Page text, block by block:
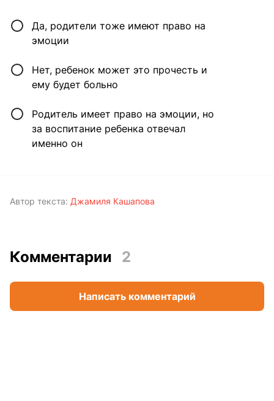
Да, родители тоже имеют право на
эмоции
Нет, ребенок может это прочесть и
ему будет больно
Родитель имеет право на эмоции, но
за воспитание ребенка отвечал
именно он
Автор текста: Джамиля Кашапова
Комментарии 2
Написать комментарий